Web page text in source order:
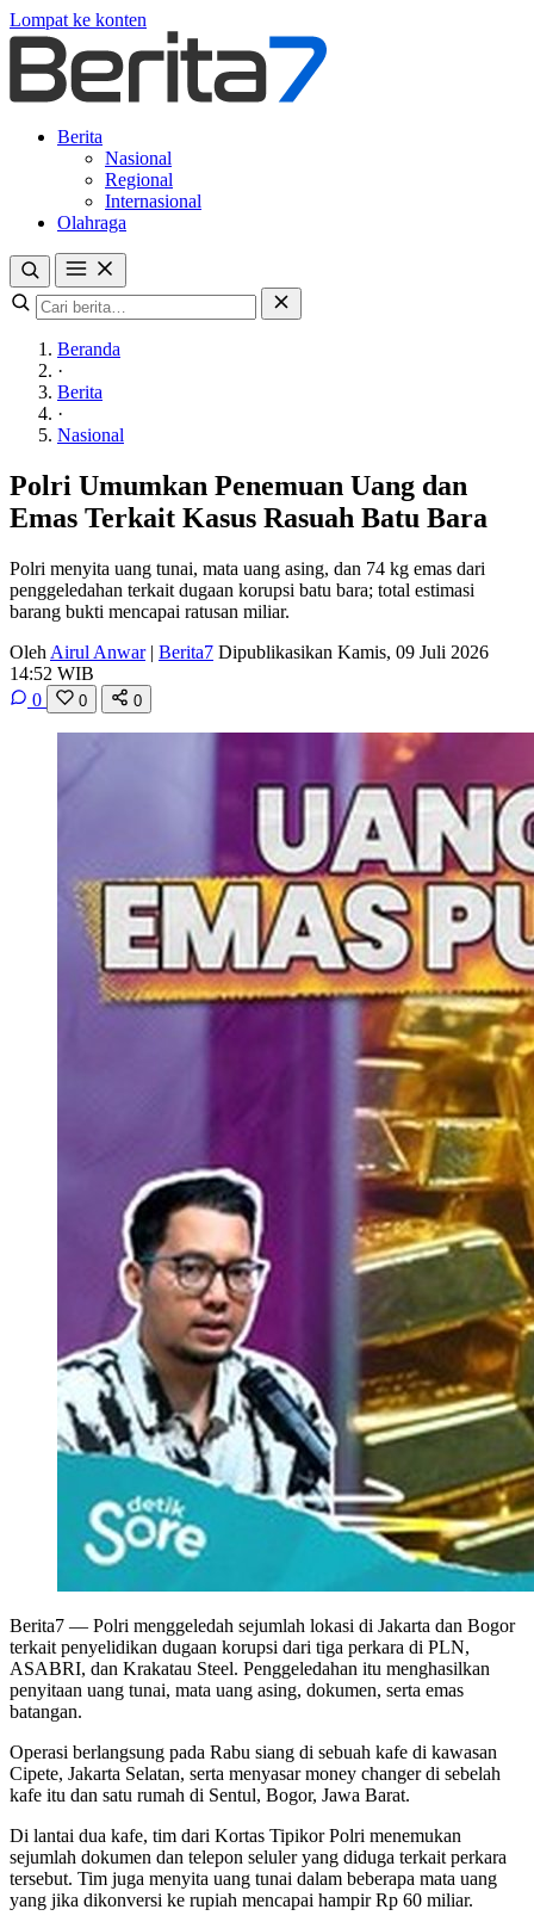
Lompat ke konten
Berita
Nasional
Regional
Internasional
Olahraga
Beranda
·
Berita
·
Nasional
Polri Umumkan Penemuan Uang dan
Emas Terkait Kasus Rasuah Batu Bara
Polri menyita uang tunai, mata uang asing, dan 74 kg emas dari
penggeledahan terkait dugaan korupsi batu bara; total estimasi
barang bukti mencapai ratusan miliar.
Oleh Airul Anwar | Berita7 Dipublikasikan Kamis, 09 Juli 2026
14:52 WIB
0
0 0
Berita7 — Polri menggeledah sejumlah lokasi di Jakarta dan Bogor
terkait penyelidikan dugaan korupsi dari tiga perkara di PLN,
ASABRI, dan Krakatau Steel. Penggeledahan itu menghasilkan
penyitaan uang tunai, mata uang asing, dokumen, serta emas
batangan.
Operasi berlangsung pada Rabu siang di sebuah kafe di kawasan
Cipete, Jakarta Selatan, serta menyasar money changer di sebelah
kafe itu dan satu rumah di Sentul, Bogor, Jawa Barat.
Di lantai dua kafe, tim dari Kortas Tipikor Polri menemukan
sejumlah dokumen dan telepon seluler yang diduga terkait perkara
tersebut. Tim juga menyita uang tunai dalam beberapa mata uang
yang jika dikonversi ke rupiah mencapai hampir Rp 60 miliar.